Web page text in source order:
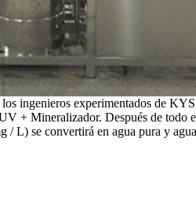
los ingenieros experimentados de
+ Mineralizador. Después de todo
L) se convertirá en agua pura y